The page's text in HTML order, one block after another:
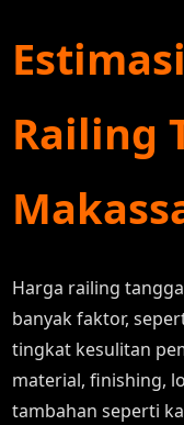
Railing
Harga railing
banyak faktor,
tingkat kesulitan
material, finishing,
tambahan seperti